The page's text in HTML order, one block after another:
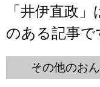
「井伊直政」
のある記事で
その他のお